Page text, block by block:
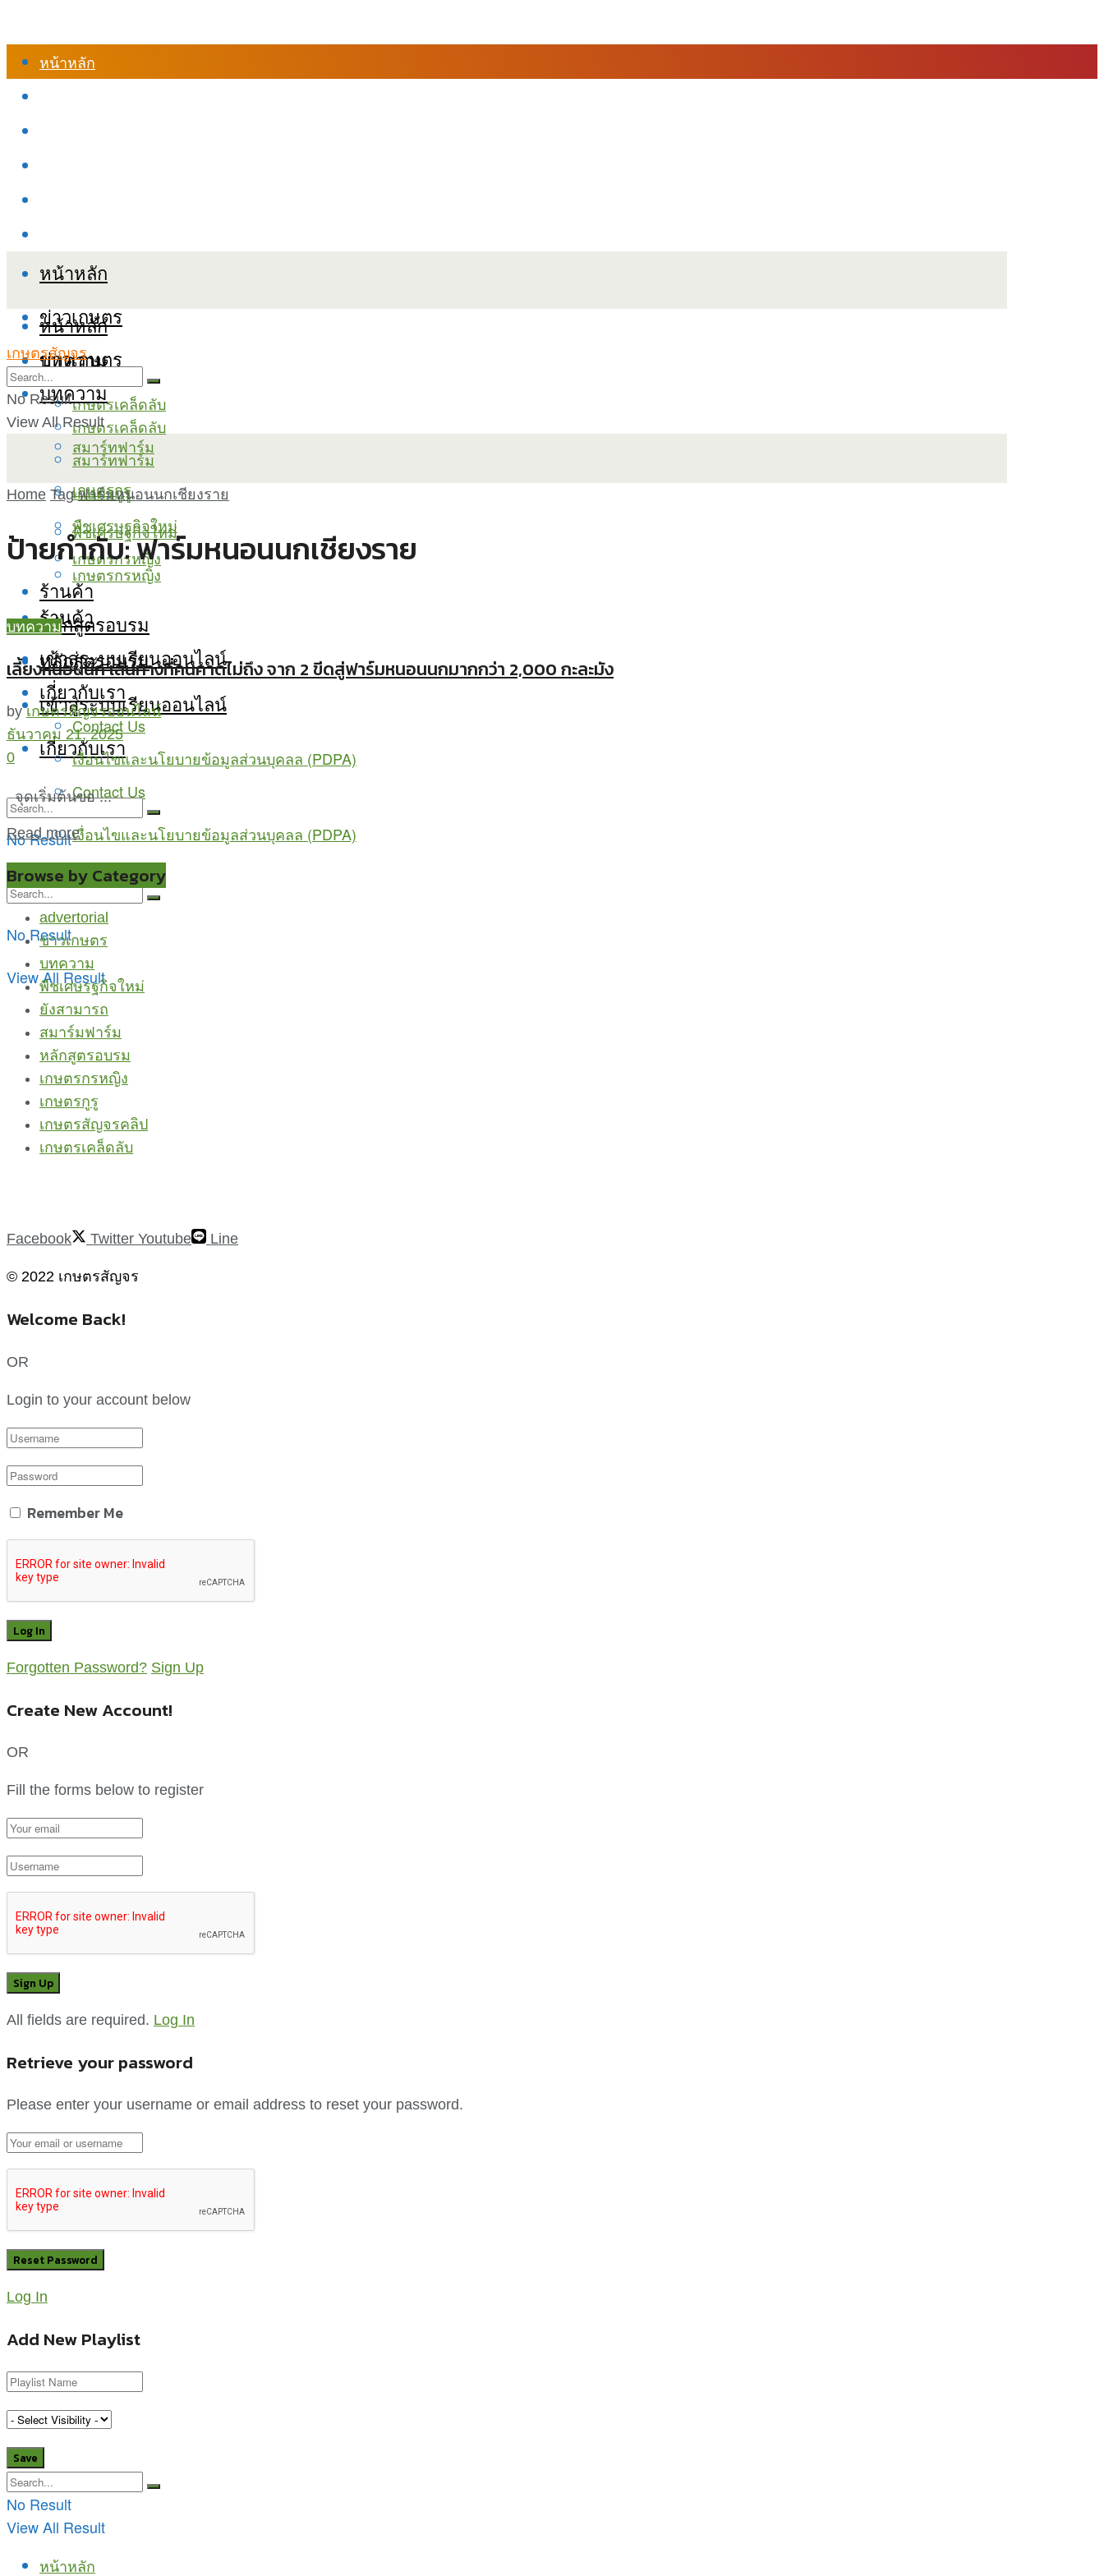
หน้าหลัก
หน้าหลัก
ข่าวเกษตร
บทความ
เกษตรเคล็ดลับ
สมาร์ทฟาร์ม
เกษตรกูรู
พืชเศรษฐกิจใหม่
เกษตรกรหญิง
ร้านค้า
หลักสูตรอบรม
เข้าสู่ระบบเรียนออนไลน์
เกี่ยวกับเรา
Contact Us
เงื่อนไขและนโยบายข้อมูลส่วนบุคลล (PDPA)
No Result
View All Result
หน้าหลัก
ข่าวเกษตร
บทความ
เกษตรเคล็ดลับ
สมาร์ทฟาร์ม
เกษตรกูรู
พืชเศรษฐกิจใหม่
เกษตรกรหญิง
ร้านค้า
หลักสูตรอบรม
เข้าสู่ระบบเรียนออนไลน์
เกี่ยวกับเรา
Contact Us
เงื่อนไขและนโยบายข้อมูลส่วนบุคลล (PDPA)
No Result
View All Result
เกษตรสัญจร
No Result
View All Result
Home Tag ฟาร์มหนอนนกเชียงราย
ป้ายกำกับ:ฟาร์มหนอนนกเชียงราย
บทความ
เลี้ยงหนอนนก เส้นทางที่คนคาดไม่ถึง จาก 2 ขีดสู่ฟาร์มหนอนนกมากกว่า 2,000 กะละมัง
by เกษตรสัญจรออนไลน์
ธันวาคม 21, 2025
0
จุดเริ่มต้นขอ ...
Read more
Browse by Category
advertorial
ข่าวเกษตร
บทความ
พืชเศษรฐกิจใหม่
ยังสามารถ
สมาร์มฟาร์ม
หลักสูตรอบรม
เกษตรกรหญิง
เกษตรกูรู
เกษตรสัญจรคลิป
เกษตรเคล็ดลับ
Facebook Twitter Youtube Line
© 2022 เกษตรสัญจร
Welcome Back!
OR
Login to your account below
Remember Me
Forgotten Password? Sign Up
Create New Account!
OR
Fill the forms below to register
All fields are required. Log In
Retrieve your password
Please enter your username or email address to reset your password.
Log In
Add New Playlist
No Result
View All Result
หน้าหลัก